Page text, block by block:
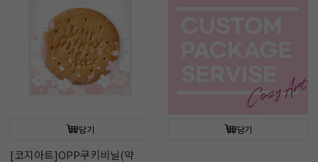
담기
[코지아트]OPP쿠키비닐(약
담기